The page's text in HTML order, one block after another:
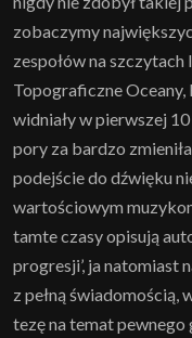
zobaczymy
zespołów na
Topograficzne
widniały w pierwszej
pory za bardzo
podejście do dźwięku
wartościowym
tamte czasy opisują
progresji’, ja natomiast
z pełną
tezę na temat